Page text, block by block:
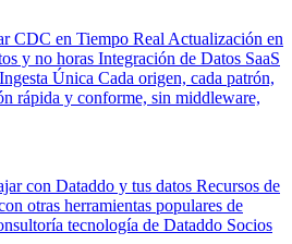
CDC en Tiempo Real Actualización en
y no horas Integración de Datos SaaS
Única Cada origen, cada patrón,
rápida y conforme, sin middleware,
con Dataddo y tus datos Recursos de
otras herramientas populares de
tecnología de Dataddo Socios